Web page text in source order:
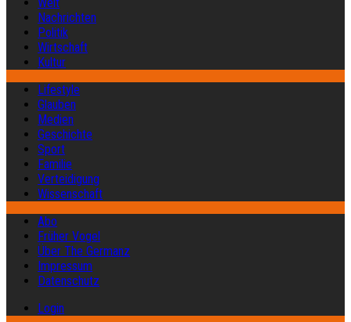
Nachrichten
Politik
Wirtschaft
Kultur
Lifestyle
Glauben
Medien
Geschichte
Sport
Familie
Verteidigung
Wissenschaft
Abo
Früher Vogel
Über The Germanz
Impressum
Datenschutz
Login